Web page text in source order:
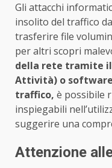
Gli attacchi
insolito del traffico
trasferire file
per altri scopri
della rete tramite il
Attività) o software
traffico, è possibile
inspiegabili
suggerire una
Attenzione